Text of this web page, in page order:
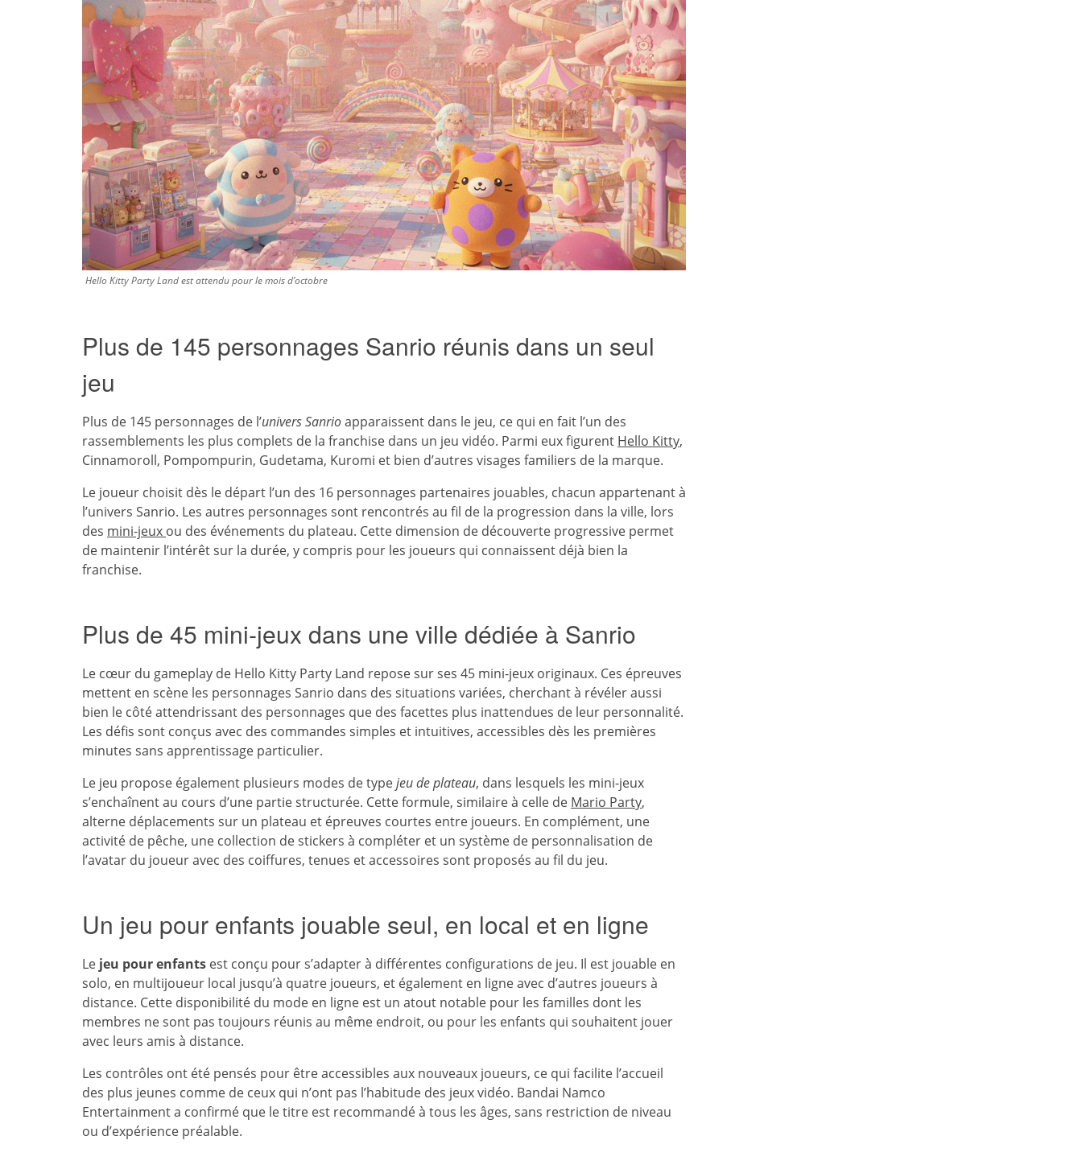
Hello Kitty Party Land est attendu pour le mois d’octobre
Plus de 145 personnages Sanrio réunis dans un seul
jeu
Plus de 145 personnages de l’univers Sanrioapparaissent dans le jeu, ce qui en fait l’un des
rassemblements les plus complets de la franchise dans un jeu vidéo. Parmi eux figurent Hello Kitty,
Cinnamoroll, Pompompurin, Gudetama, Kuromi et bien d’autres visages familiers de la marque.
Le joueur choisit dès le départ l’un des 16 personnages partenaires jouables, chacun appartenant à
l’univers Sanrio. Les autres personnages sont rencontrés au fil de la progression dans la ville, lors
des mini-jeux ou des événements du plateau. Cette dimension de découverte progressive permet
de maintenir l’intérêt sur la durée, y compris pour les joueurs qui connaissent déjà bien la
franchise.
Plus de 45 mini-jeux dans une ville dédiée à Sanrio
Le cœur du gameplay de Hello Kitty Party Land repose sur ses 45 mini-jeux originaux. Ces épreuves
mettent en scène les personnages Sanrio dans des situations variées, cherchant à révéler aussi
bien le côté attendrissant des personnages que des facettes plus inattendues de leur personnalité.
Les défis sont conçus avec des commandes simples et intuitives, accessibles dès les premières
minutes sans apprentissage particulier.
Le jeu propose également plusieurs modes de typejeu de plateau, dans lesquels les mini-jeux
s’enchaînent au cours d’une partie structurée. Cette formule, similaire à celle de Mario Party,
alterne déplacements sur un plateau et épreuves courtes entre joueurs. En complément, une
activité de pêche, une collection de stickers à compléter et un système de personnalisation de
l’avatar du joueur avec des coiffures, tenues et accessoires sont proposés au fil du jeu.
Un jeu pour enfants jouable seul, en local et en ligne
Le jeu pour enfants est conçu pour s’adapter à différentes configurations de jeu. Il est jouable en
solo, en multijoueur local jusqu’à quatre joueurs, et également en ligne avec d’autres joueurs à
distance. Cette disponibilité du mode en ligne est un atout notable pour les familles dont les
membres ne sont pas toujours réunis au même endroit, ou pour les enfants qui souhaitent jouer
avec leurs amis à distance.
Les contrôles ont été pensés pour être accessibles aux nouveaux joueurs, ce qui facilite l’accueil
des plus jeunes comme de ceux qui n’ont pas l’habitude des jeux vidéo. Bandai Namco
Entertainment a confirmé que le titre est recommandé à tous les âges, sans restriction de niveau
ou d’expérience préalable.